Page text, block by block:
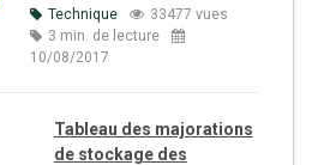
Technique
33477 vues
3 min. de lecture
10/08/2017
Tableau des majorations
de stockage des